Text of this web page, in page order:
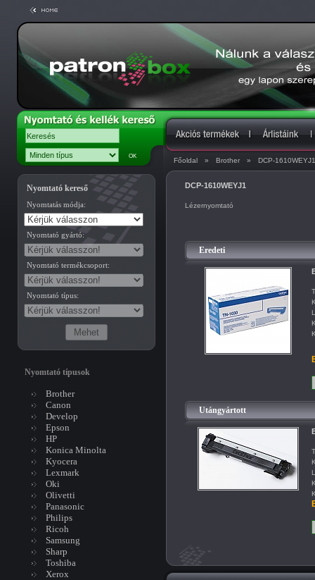
Főoldal » Brother » DCP-1610WEYJ1
Nyomtató kereső
Nyomtatás módja:
Nyomtató gyártó:
Nyomtató termékcsoport:
Nyomtató típus:
Nyomtató típusok
Brother
Canon
Develop
Epson
HP
Konica Minolta
Kyocera
Lexmark
Oki
Olivetti
Panasonic
Philips
Ricoh
Samsung
Sharp
Toshiba
Xerox
DCP-1610WEYJ1
Lézernyomtató
Eredeti
Utángyártott